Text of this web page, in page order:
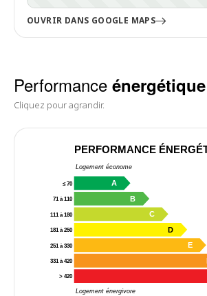
OUVRIR DANS GOOGLE MAPS
Performance énergétique
Cliquez pour agrandir.
PERFORMANCE
Logement économe
Logement énergivore
≤ 70 A
71 à 110 B
111 à 180 C
181 à 250 D
251 à 330 E
331 à 420
> 420